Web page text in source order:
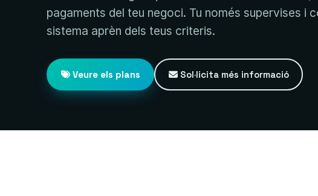
pagaments del teu negoci. Tu només supervises i
sistema aprèn dels teus criteris.
Veure els plans Sol·licita més informació